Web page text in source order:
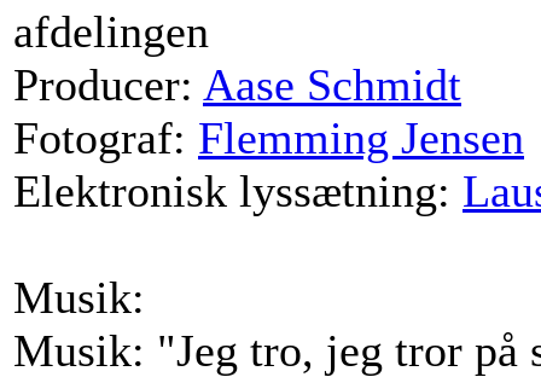
afdelingen
Producer: Aase Schmidt
Fotograf: Flemming Jensen
Elektronisk lyssætning:
Musik:
Musik: "Jeg tro, jeg tror på